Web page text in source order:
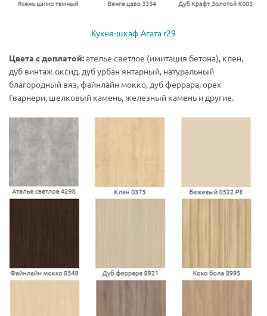
Кухня-шкаф Агата r29
Цвета с доплатой:ателье светлое (имитация бетона), клен,
дуб винтаж оксид, дуб урбан янтарный, натуральный
благородный вяз, файнлайн мокко, дуб феррара, орех
Гварнери, шелковый камень, железный камень и другие.